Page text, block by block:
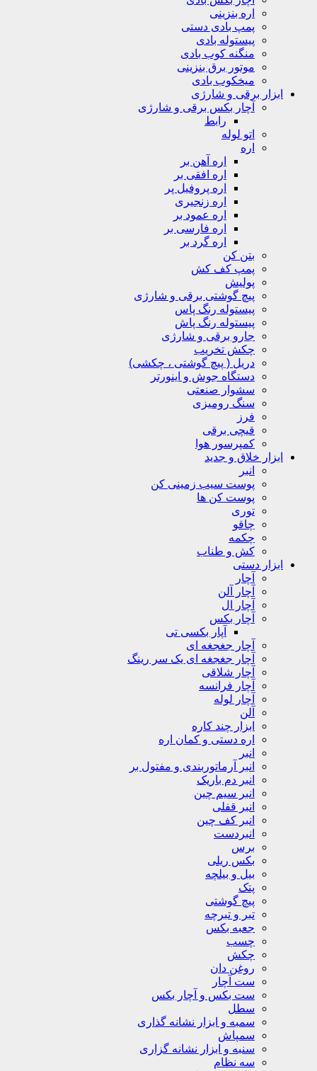
اره بنزینی
پمپ بادی دستی
پیستوله بادی
منگنه کوب بادی
موتور برق بنزینی
میخکوب بادی
ابزار برقی و شارژی
آچار بکس برقی و شارژی
رابط
اتو لوله
اره
اره آهن بر
اره افقی بر
اره پروفیل پر
اره زنجیری
اره عمود بر
اره فارسی بر
اره گرد بر
بتن کن
پمپ کف کش
پولیش
پیچ گوشتی برقی و شارژی
پیستوله رنگ پاس
پیستوله رنگ پاش
جارو برقی و شارژی
چکش تخریب
دریل ( پیچ گوشتی ، چکشی)
دستگاه جوش و اینورتر
سشوار صنعتی
سنگ رومیزی
فرز
قیچی برقی
کمپرسور هوا
ابزار خلاق و جدید
انبر
پوست سیب زمینی کن
پوست کن ها
توری
چاقو
چکمه
کش و طناب
ابزار دستی
آچار
آچار آلن
آچار ال
آچار بکس
آپار بکسی تی
آچار جغجغه ای
آچار جغجغه ای یک سر رینگ
آچار شلاقی
آچار فرانسه
آچار لوله
آلن
ابزار چند کاره
اره دستی و کمان اره
انبر
انبر آرماتوربندی و مفتول بر
انبر دم باریک
انبر سیم چین
انبر قفلی
انبر کف چین
انبردست
برس
بکس ریلی
بیل و بیلچه
پتک
پیچ گوشتی
تبر و تبرچه
جعبه بکس
چسب
چکش
روغن دان
ست آچار
ست بکس و آچار بکس
سطل
سمبه و ابزار نشانه گذاری
سمپاش
سنبه و ابزار نشانه گزاری
سه نظام